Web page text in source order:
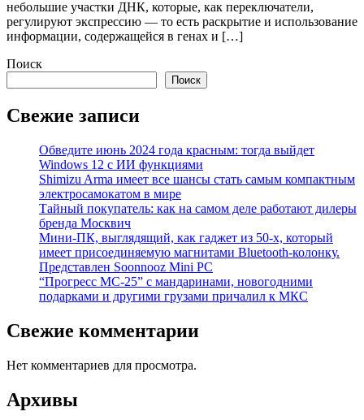
небольшие участки ДНК, которые, как переключатели,
регулируют экспрессию — то есть раскрытие и использование
информации, содержащейся в генах и […]
Поиск
Поиск
Свежие записи
Обведите июнь 2024 года красным: тогда выйдет
Windows 12 с ИИ функциями
Shimizu Arma имеет все шансы стать самым компактным
электросамокатом в мире
Тайный покупатель: как на самом деле работают дилеры
бренда Москвич
Мини-ПК, выглядящий, как гаджет из 50-х, который
имеет присоединяемую магнитами Bluetooth-колонку.
Представлен Soonnooz Mini PC
“Прогресс МС-25” с мандаринами, новогодними
подарками и другими грузами причалил к МКС
Свежие комментарии
Нет комментариев для просмотра.
Архивы